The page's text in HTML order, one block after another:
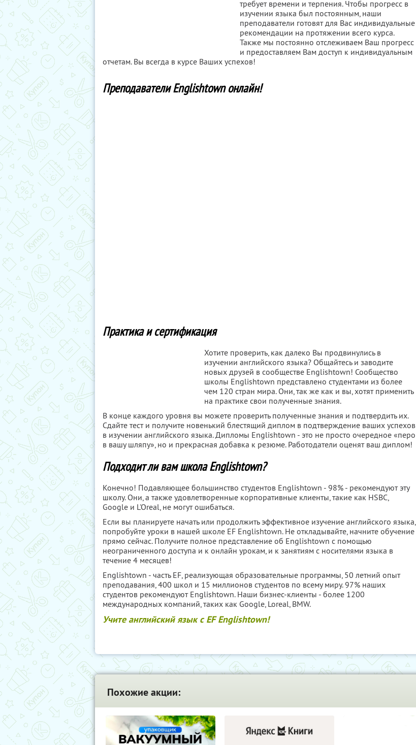
требует времени и терпения. Чтобы прогресс в
изучении языка был постоянным, наши
преподаватели готовят для Вас индивидуальные
рекомендации на протяжении всего курса.
Также мы постоянно отслеживаем Ваш прогресс
и предоставляем Вам доступ к индивидуальным
отчетам. Вы всегда в курсе Ваших успехов!
Преподаватели Englishtown онлайн!
Практика и сертификация
Хотите проверить, как далеко Вы продвинулись в
изучении английского языка? Общайтесь и заводите
новых друзей в сообществе Englishtown! Сообщество
школы Englishtown представлено студентами из более
чем 120 стран мира. Они, так же как и вы, хотят применить
на практике свои полученные знания.
В конце каждого уровня вы можете проверить полученные знания и подтвердить их.
Сдайте тест и получите новенький блестящий диплом в подтверждение ваших успехов
в изучении английского языка. Дипломы Englishtown - это не просто очередное «перо
в вашу шляпу», но и прекрасная добавка к резюме. Работодатели оценят ваш диплом!
Подходит ли вам школа Englishtown?
Конечно! Подавляющее большинство студентов Englishtown - 98% - рекомендуют эту
школу. Они, а также удовлетворенные корпоративные клиенты, такие как HSBC,
Google и L'Oreal, не могут ошибаться.
Если вы планируете начать или продолжить эффективное изучение английского языка,
попробуйте уроки в нашей школе EF Englishtown. Не откладывайте, начните обучение
прямо сейчас. Получите полное представление об Englishtown с помощью
неограниченного доступа и к онлайн урокам, и к занятиям с носителями языка в
течение 4 месяцев!
Englishtown - часть EF, реализующая образовательные программы, 50 летний опыт
преподавания, 400 школ и 15 миллионов студентов по всему миру. 97% наших
студентов рекомендуют Englishtown. Наши бизнес-клиенты - более 1200
международных компаний, таких как Google, Loreal, BMW.
Учите английский язык с EF Englishtown!
Похожие акции: